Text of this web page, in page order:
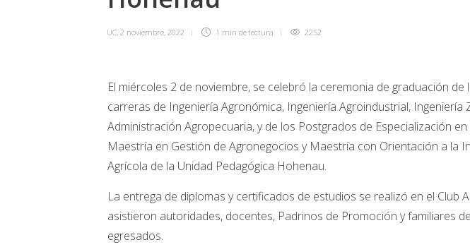
UC, 2 noviembre, 2022 1 min de lectura 2252
El miércoles 2 de noviembre, se celebró la ceremonia de graduación
carreras de Ingeniería Agronómica, Ingeniería Agroindustrial, Ingeniería
Administración Agropecuaria, y de los Postgrados de Especialización
Maestría en Gestión de Agronegocios y Maestría con Orientación a la
Agrícola de la Unidad Pedagógica Hohenau.
La entrega de diplomas y certificados de estudios se realizó en el Club
asistieron autoridades, docentes, Padrinos de Promoción y familiares
egresados.